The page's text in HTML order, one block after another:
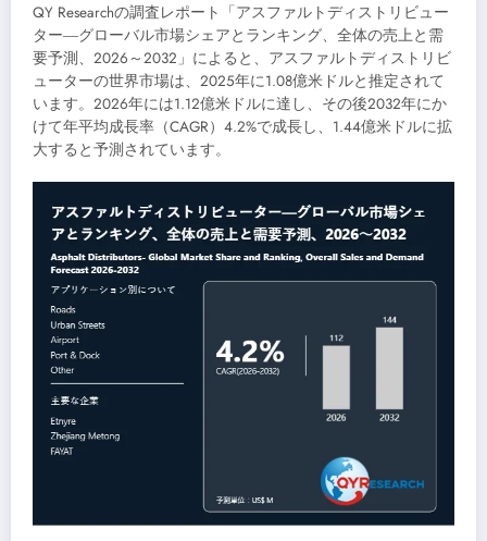
QY Researchの調査レポート「アスファルトディストリビュー
ター―グローバル市場シェアとランキング、全体の売上と需
要予測、2026～2032」によると、アスファルトディストリビ
ューターの世界市場は、2025年に1.08億米ドルと推定されて
います。2026年には1.12億米ドルに達し、その後2032年にか
けて年平均成長率（CAGR）4.2%で成長し、1.44億米ドルに拡
大すると予測されています。